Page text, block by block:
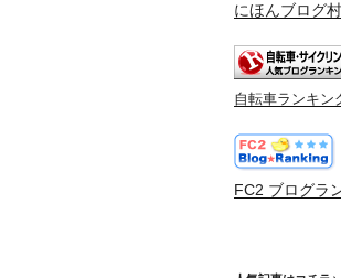
にほんブログ村
自転車ランキン
FC2 ブログラ